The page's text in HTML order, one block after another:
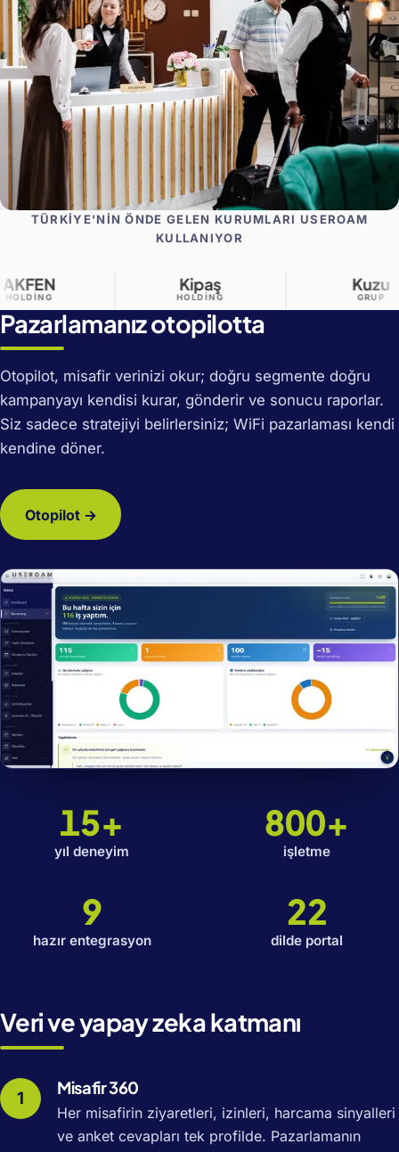
TÜRKIYE'NIN ÖNDE GELEN KURUMLARI USEROAM
KULLANIYOR
Pazarlamanız otopilotta
Otopilot, misafir verinizi okur; doğru segmente doğru
kampanyayı kendisi kurar, gönderir ve sonucu raporlar.
Siz sadece stratejiyi belirlersiniz; WiFi pazarlaması kendi
kendine döner.
Otopilot →
15+
yıl deneyim
800+
işletme
9
hazır entegrasyon
22
dilde portal
Veri ve yapay zeka katmanı
Misafir 360
Her misafirin ziyaretleri, izinleri, harcama sinyalleri
ve anket cevapları tek profilde. Pazarlamanın